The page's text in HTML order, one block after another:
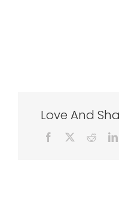
Love And
Facebook Reddit